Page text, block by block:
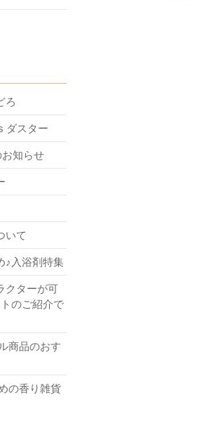
ろ
ダスター
知らせ
いて
入浴剤特集
クターが可
のご紹介で
商品のおす
の香り雑貨